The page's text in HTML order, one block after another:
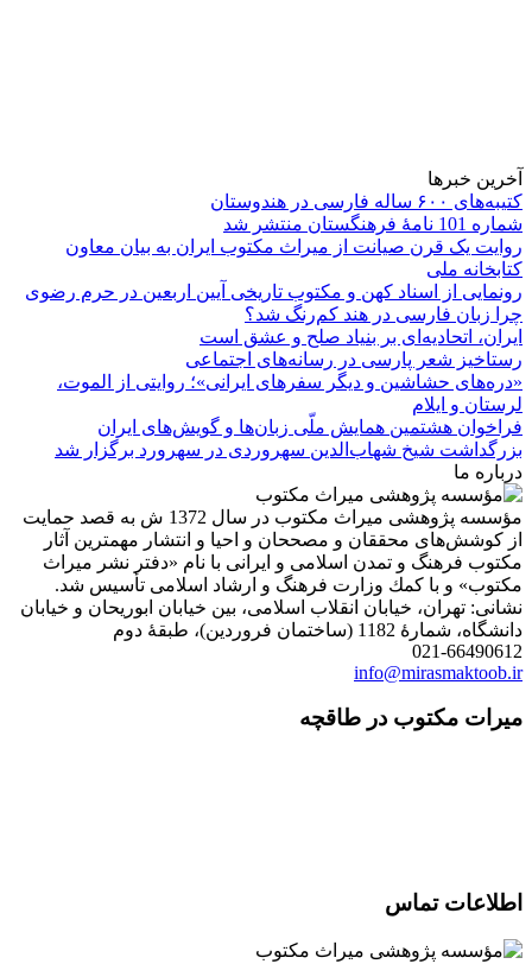
آخرین خبرها
کتیبه‌های ۶۰۰ ساله فارسی در هندوستان
شماره 101 نامۀ فرهنگستان منتشر شد
روایت یک قرن صیانت از میراث مکتوب ایران به بیان معاون
کتابخانه ملی
رونمایی از اسناد کهن و مکتوب تاریخی آیین اربعین در حرم رضوی
چرا زبان فارسی در هند کم‌رنگ شد؟
ایران، اتحادیه‌ای بر بنیاد صلح و عشق است
رستاخیز شعر پارسی در رسانه‌های اجتماعی
«دره‌های حشاشین و دیگر سفرهای ایرانی»؛ روایتی از الموت،
لرستان و ایلام
فراخوان هشتمین همایش ملّی زبان‌ها و گویش‌های ایران
بزرگداشت شیخ شهاب‌الدین سهروردی در سهرورد برگزار شد
درباره ما
مؤسسه پژوهشی میراث مكتوب در سال 1372 ش به قصد حمایت
از كوشش‌های محققان و مصححان و احیا و انتشار مهمترین آثار
مكتوب فرهنگ و تمدن اسلامی و ایرانی با نام «دفتر نشر میراث
مكتوب» و با كمك وزارت فرهنگ و ارشاد اسلامی تأسیس شد.
نشانی: تهران، خیابان انقلاب اسلامی، بین خیابان ابوریحان و خیابان
دانشگاه، شمارۀ 1182 (ساختمان فروردین)، طبقۀ دوم
021-66490612
info@mirasmaktoob.ir
میرات مکتوب در طاقچه
اطلاعات تماس